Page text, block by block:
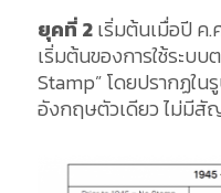
ยุคที่ 2เริ่มต้นเมื่อปี ค.
เริ่มต้นของการใช้ระบบ
Stamp” โดยปรากฏใ
อังกฤษตัวเดียว ไม่มี